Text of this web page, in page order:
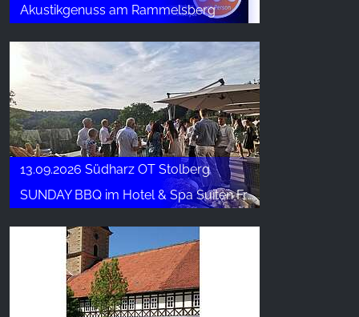
Akustikgenuss am Rammelsberg
13.09.2026 Südharz OT Stolberg
SUNDAY BBQ im Hotel & Spa Suiten FreiWerk